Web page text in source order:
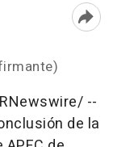
--
de la